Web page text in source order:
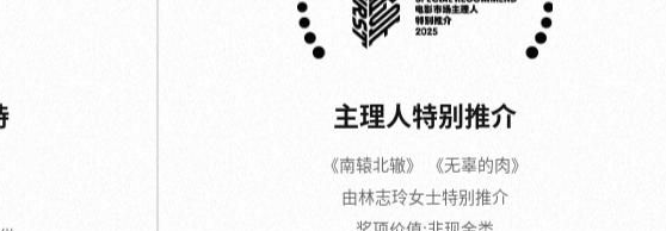
《南辕北辙》 《无辜的肉》